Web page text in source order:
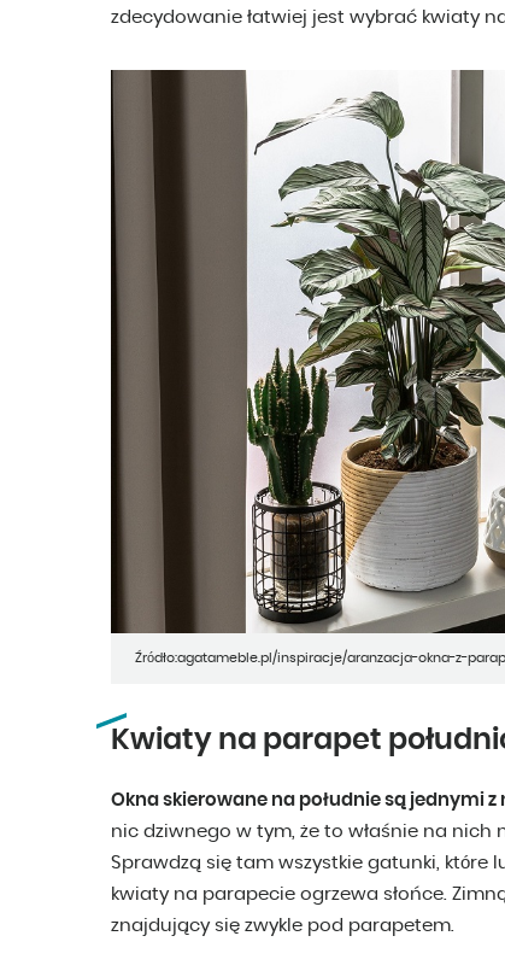
zdecydowanie łatwiej jest wybrać kwiaty
Źródło:agatameble.pl/inspiracje/aranzacja-okna-z-
Kwiaty na parapet
Okna skierowane na południe są jednymi
nic dziwnego w tym, że to właśnie na
Sprawdzą się tam wszystkie gatunki, które
kwiaty na parapecie ogrzewa słońce.
znajdujący się zwykle pod parapetem.